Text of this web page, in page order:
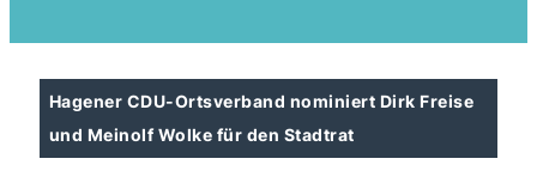
Hagener CDU-Ortsverband nominiert Dirk Freise
und Meinolf Wolke für den Stadtrat